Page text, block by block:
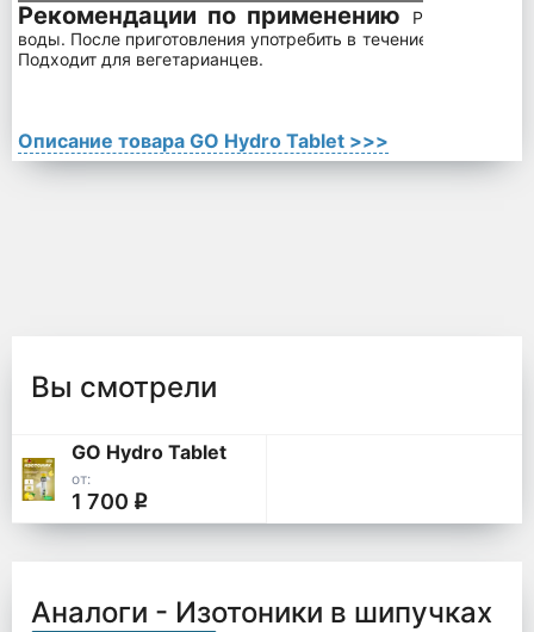
Рекомендации по применению
Растворите
воды. После приготовления употребить в течение 24 часов.
Подходит для вегетарианцев.
Описание товара GO Hydro Tablet >>>
Вы смотрели
GO Hydro Tablet
от:
1 700 q
Аналоги - Изотоники в шипучках